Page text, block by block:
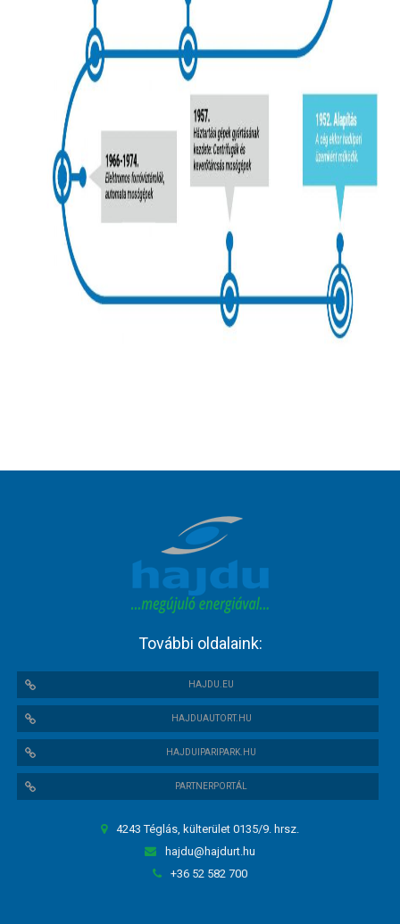
További oldalaink:
HAJDU.EU
HAJDUAUTORT.HU
HAJDUIPARIPARK.HU
PARTNERPORTÁL
4243 Téglás, külterület 0135/9. hrsz.
hajdu@hajdurt.hu
+36 52 582 700